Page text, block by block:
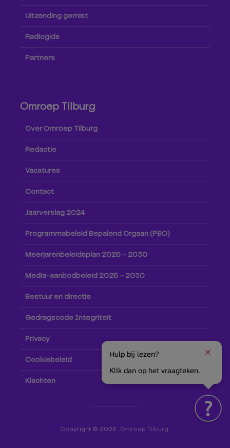
Uitzending gemist
Radiogids
Partners
Omroep Tilburg
Over Omroep Tilburg
Redactie
Vacatures
Contact
Jaarverslag 2024
Programmabeleid Bepalend Orgaan (PBO)
Meerjarenbeleidsplan 2025 – 2030
Media-aanbodbeleid 2025 – 2030
Bestuur en directie
Gedragscode Integriteit
Privacy
Cookiebeleid
Klachten
Copyright © 2026 · Omroep Tilburg ·
Hulp bij lezen?
Klik dan op het vraagteken.